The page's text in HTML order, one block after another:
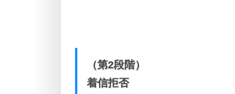
（第2段階）
着信拒否